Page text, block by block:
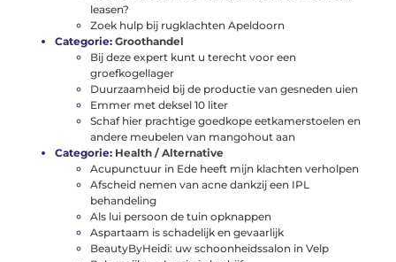
leasen?
Zoek hulp bij rugklachten Apeldoorn
Categorie: Groothandel
Bij deze expert kunt u terecht voor een
groefkogellager
Duurzaamheid bij de productie van gesneden uien
Emmer met deksel 10 liter
Schaf hier prachtige goedkope eetkamerstoelen en
andere meubelen van mangohout aan
Categorie: Health / Alternative
Acupunctuur in Ede heeft mijn klachten verholpen
Afscheid nemen van acne dankzij een IPL
behandeling
Als lui persoon de tuin opknappen
Aspartaam is schadelijk en gevaarlijk
BeautyByHeidi: uw schoonheidssalon in Velp